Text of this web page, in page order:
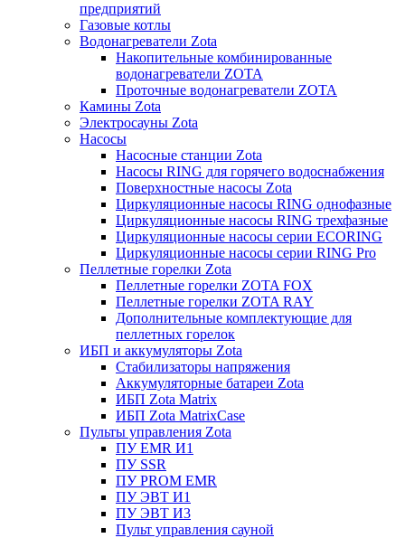
предприятий
Газовые котлы
Водонагреватели Zota
Накопительные комбинированные
водонагреватели ZOTA
Проточные водонагреватели ZOTA
Камины Zota
Электросауны Zota
Насосы
Насосные станции Zota
Насосы RING для горячего водоснабжения
Поверхностные насосы Zota
Циркуляционные насосы RING однофазные
Циркуляционные насосы RING трехфазные
Циркуляционные насосы серии ECORING
Циркуляционные насосы серии RING Pro
Пеллетные горелки Zota
Пеллетные горелки ZOTA FOX
Пеллетные горелки ZOTA RAY
Дополнительные комплектующие для
пеллетных горелок
ИБП и аккумуляторы Zota
Стабилизаторы напряжения
Аккумуляторные батареи Zota
ИБП Zota Matrix
ИБП Zota MatrixCase
Пульты управления Zota
ПУ EMR И1
ПУ SSR
ПУ PROM EMR
ПУ ЭВТ И1
ПУ ЭВТ И3
Пульт управления сауной